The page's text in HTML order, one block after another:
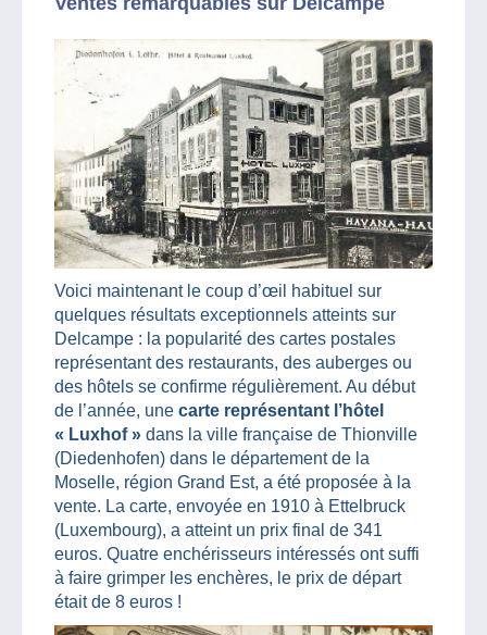
Voici maintenant le coup d’œil habituel sur
quelques résultats exceptionnels atteints sur
Delcampe : la popularité des cartes postales
représentant des restaurants, des auberges ou
des hôtels se confirme régulièrement. Au début
de l’année, une carte représentant l’hôtel
« Luxhof » dans la ville française de Thionville
(Diedenhofen) dans le département de la
Moselle, région Grand Est, a été proposée à la
vente. La carte, envoyée en 1910 à Ettelbruck
(Luxembourg), a atteint un prix final de 341
euros. Quatre enchérisseurs intéressés ont suffi
à faire grimper les enchères, le prix de départ
était de 8 euros !